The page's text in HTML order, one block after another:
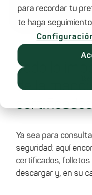
para recordar tu
te haga
Todo lo
de la
certificados
Ya sea para
seguridad: aquí
certificados,
descargar y, en su